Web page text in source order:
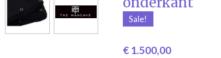
Sale!
€ 1.500,00